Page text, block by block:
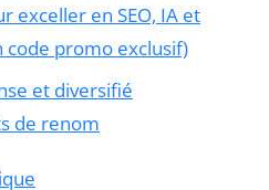
exceller en SEO, IA et
code promo exclusif)
et diversifié
de renom